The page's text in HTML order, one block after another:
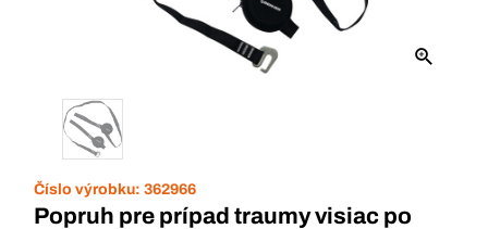
Číslo výrobku: 362966
Popruh pre prípad traumy visiac po